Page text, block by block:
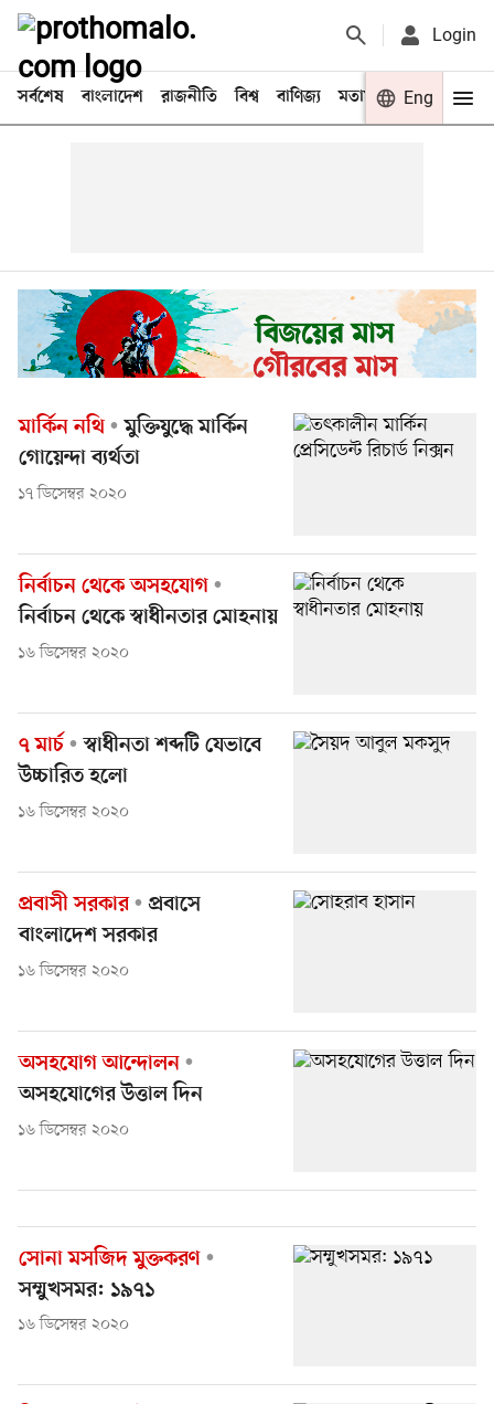
Login
সর্বশেষ বাংলাদেশ রাজনীতি বিশ্ব বাণিজ্য মতামত খেলা
Eng
মার্কিন নথি
মুক্তিযুদ্ধে মার্কিন
গোয়েন্দা ব্যর্থতা
১৭ ডিসেম্বর ২০২০
নির্বাচন থেকে অসহযোগ
নির্বাচন থেকে স্বাধীনতার মোহনায়
১৬ ডিসেম্বর ২০২০
৭ মার্চ
স্বাধীনতা শব্দটি যেভাবে
উচ্চারিত হলো
১৬ ডিসেম্বর ২০২০
প্রবাসী সরকার
প্রবাসে
বাংলাদেশ সরকার
১৬ ডিসেম্বর ২০২০
অসহযোগ আন্দোলন
অসহযোগের উত্তাল দিন
১৬ ডিসেম্বর ২০২০
সোনা মসজিদ মুক্তকরণ
সম্মুখসমর: ১৯৭১
১৬ ডিসেম্বর ২০২০